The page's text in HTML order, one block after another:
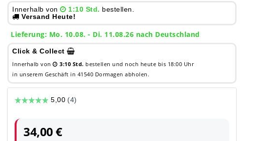
Innerhalb von 1:10 Std. bestellen.
Versand Heute!
Lieferung: Mo. 10.08. - Di. 11.08.26 nach Deutschland
Click & Collect
Innerhalb von 3:10 Std. bestellen und noch heute bis 18:00 Uhr
in unserem Geschäft in 41540 Dormagen abholen.
34,00 €